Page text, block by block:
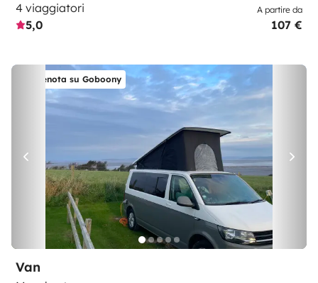
4 viaggiatori
5,0
A partire da
107 €
Prenota su Goboony
Van